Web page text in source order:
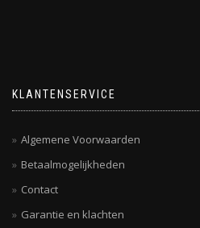
KLANTENSERVICE
Algemene Voorwaarden
Betaalmogelijkheden
Contact
Garantie en klachten